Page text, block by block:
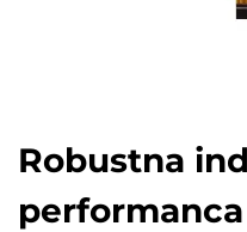
Robustna
performanca